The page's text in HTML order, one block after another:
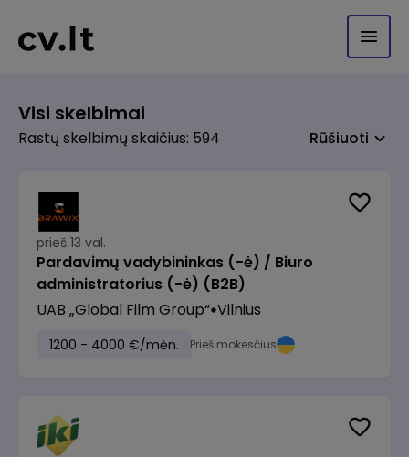
Visi skelbimai
Rastų skelbimų skaičius: 594 Rūšiuoti
prieš 13 val.
Pardavimų vadybininkas (-ė) / Biuro
administratorius (-ė) (B2B)
UAB „Global Film Group“ Vilnius
1200 - 4000 €/mėn. Prieš mokesčius